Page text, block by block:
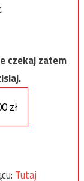
czekaj zatem
zł
Tutaj